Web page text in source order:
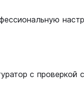
с проверкой